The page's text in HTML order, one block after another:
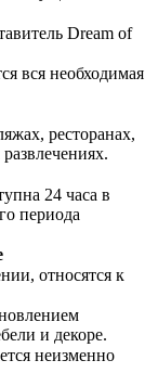
Dream of
вся необходимая
ресторанах,
24 часа в
периода
относятся к
и декоре.
неизменно